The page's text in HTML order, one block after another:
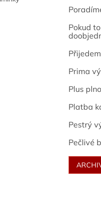
Kropáček
Pokud
Prima
Plus
Platba
Pestrý
Pečlivé